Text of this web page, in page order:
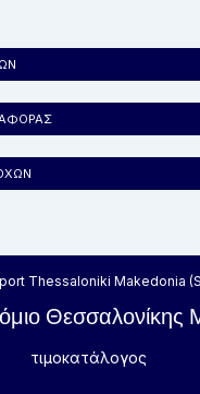
Thessaloniki Makedonia
Θεσσαλονίκης
τιμοκατάλογος